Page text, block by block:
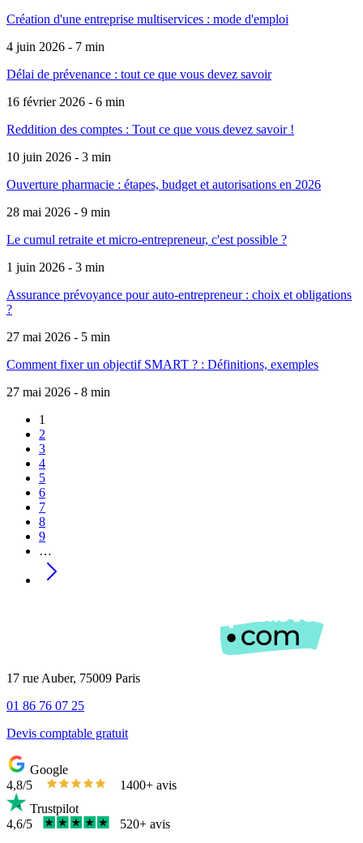
Création d'une entreprise multiservices : mode d'emploi
4 juin 2026 - 7 min
Délai de prévenance : tout ce que vous devez savoir
16 février 2026 - 6 min
Reddition des comptes : Tout ce que vous devez savoir !
10 juin 2026 - 3 min
Ouverture pharmacie : étapes, budget et autorisations en 2026
28 mai 2026 - 9 min
Le cumul retraite et micro-entrepreneur, c'est possible ?
1 juin 2026 - 3 min
Assurance prévoyance pour auto-entrepreneur : choix et obligations
?
27 mai 2026 - 5 min
Comment fixer un objectif SMART ? : Définitions, exemples
27 mai 2026 - 8 min
Pagination
Page
courante
1
All
2
All
3
All
4
All
5
All
6
All
7
All
8
All
9
…
Page
suivante
17 rue Auber, 75009 Paris
01 86 76 07 25
Devis comptable gratuit
Google
4,8/5
1400+ avis
Trustpilot
4,6/5
520+ avis